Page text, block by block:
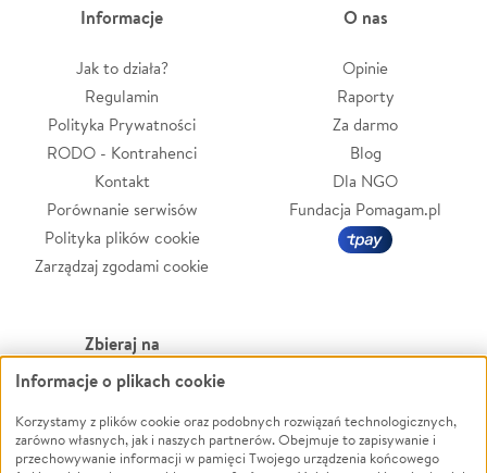
Informacje
Jak to działa?
Regulamin
Polityka Prywatności
RODO - Kontrahenci
Kontakt
Porównanie serwisów
Polityka plików cookie
Zarządzaj zgodami cookie
O nas
Opinie
Raporty
Za darmo
Blog
Dla NGO
Fundacja Pomagam.pl
Zbieraj na
Leczenie
Zwierzęta
Pożar
Powódź
Wichura
Informacje o plikach cookie
Korzystamy z plików cookie oraz podobnych rozwiązań technologicznych,
zarówno własnych, jak i naszych partnerów. Obejmuje to zapisywanie i
przechowywanie informacji w pamięci Twojego urządzenia końcowego